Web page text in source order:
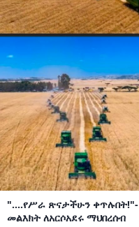
"....የሥራ ጽናታችሁን
መልእክት ለአርሶአደሩ ማህበረሰብ